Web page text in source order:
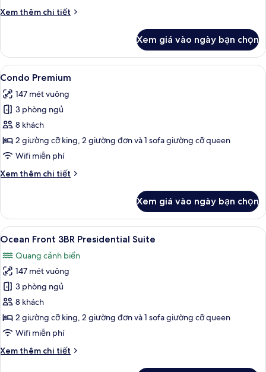
Xem thêm chi tiết
Chi
Ocean
Front
2BR
Xem giá vào ngày bạn chọn
Xem
tất
cả
ảnh
Condo
Premium
18
Condo Premium
147 mét vuông
3 phòng ngủ
8 khách
2 giường cỡ king, 2 giường đơn và 1 sofa giường cỡ queen
Wifi miễn phí
Xem thêm chi tiết
Chi
Condo
Premium
Xem giá vào ngày bạn chọn
Xem
tất
cả
ảnh
Ocean
Front
3BR
Presidential
Ocean Front 3BR Presidential Suite |
23
Ocean Front 3BR Presidential Suite
Quang cảnh biển
147 mét vuông
3 phòng ngủ
8 khách
2 giường cỡ king, 2 giường đơn và 1 sofa giường cỡ queen
Wifi miễn phí
Xem thêm chi tiết
Chi